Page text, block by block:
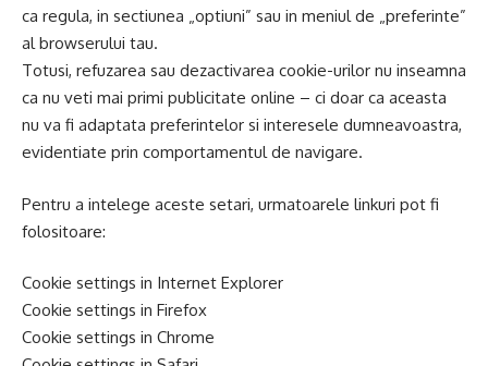
ca regula, in sectiunea „optiuni” sau in meniul de „preferinte”
al browserului tau.
Totusi, refuzarea sau dezactivarea cookie-urilor nu inseamna
ca nu veti mai primi publicitate online – ci doar ca aceasta
nu va fi adaptata preferintelor si interesele dumneavoastra,
evidentiate prin comportamentul de navigare.
Pentru a intelege aceste setari, urmatoarele linkuri pot fi
folositoare:
Cookie settings in Internet Explorer
Cookie settings in Firefox
Cookie settings in Chrome